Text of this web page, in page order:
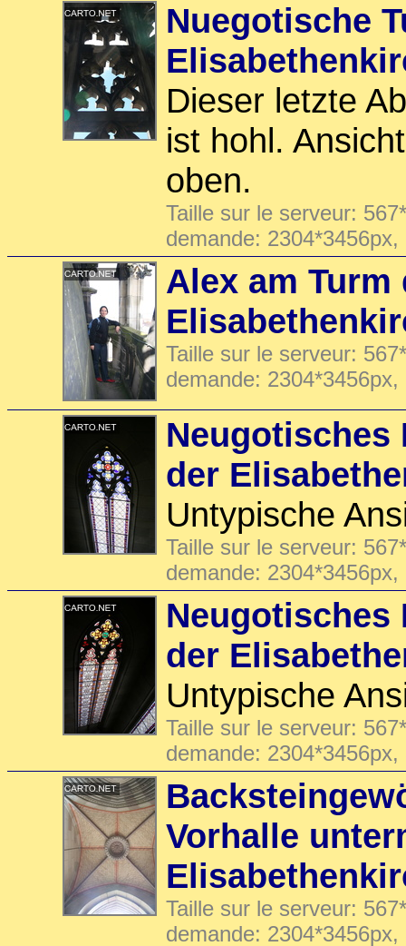
Nuegotische
Dieser letzte
ist hohl.
oben.
Taille sur le serveur:
demande:
Alex am Turm
Taille sur le serveur:
demande:
der
Untypische
Taille sur le serveur:
demande:
der
Untypische
Taille sur le serveur:
demande:
Vorhalle
Taille sur le serveur:
demande: